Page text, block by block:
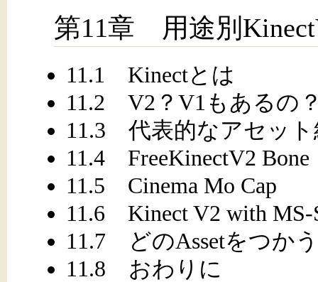
第11章 用途別
11.1 Kinectとは
11.2 V2？V1もあるの
11.3 代表的なアセット
11.4 FreeKinectV2 Bone
11.5 Cinema Mo Cap
11.6 Kinect V2 with MS-
11.7 どのAssetをつか
11.8 おわりに